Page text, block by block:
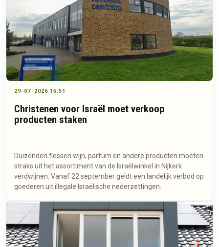
29-07-2026 15:51
Christenen voor Israël moet verkoop
producten staken
Duizenden flessen wijn, parfum en andere producten moeten
straks uit het assortiment van de Israëlwinkel in Nijkerk
verdwijnen. Vanaf 22 september geldt een landelijk verbod op
goederen uit illegale Israëlische nederzettingen.